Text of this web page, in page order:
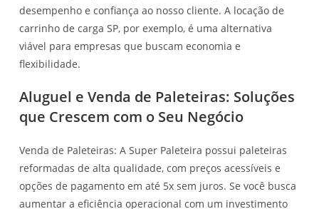
desempenho e confiança ao nosso cliente. A locação de
carrinho de carga SP, por exemplo, é uma alternativa
viável para empresas que buscam economia e
flexibilidade.
Aluguel e Venda de Paleteiras: Soluções
que Crescem com o Seu Negócio
Venda de Paleteiras: A Super Paleteira possui paleteiras
reformadas de alta qualidade, com preços acessíveis e
opções de pagamento em até 5x sem juros. Se você busca
aumentar a eficiência operacional com um investimento